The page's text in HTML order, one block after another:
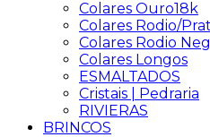
Colares Ouro18k
Colares Rodio/
Colares Rodio
Colares Longos
ESMALTADOS
Cristais | Pedraria
RIVIERAS
BRINCOS